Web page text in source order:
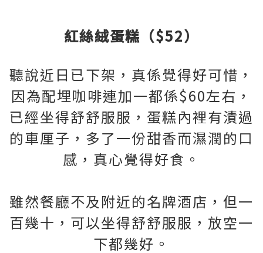
紅絲絨蛋糕（$52）
聽說近日已下架，真係覺得好可惜，
因為配埋咖啡連加一都係$60左右，
已經坐得舒舒服服，蛋糕內裡有漬過
的車厘子，多了一份甜香而濕潤的口
感，真心覺得好食。
雖然餐廳不及附近的名牌酒店，但一
百幾十，可以坐得舒舒服服，放空一
下都幾好。